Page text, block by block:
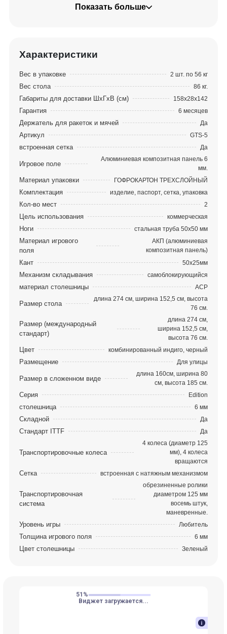
толщиной 6 мм.
виде гарантируют безопасную подготовку стола к
завершению.
Вне зависимости от рельефа, на котором будет
установлен стол, играть на нем будет комфортно.
Это возможно благодаря системе регулировки
боковых опор. 8 прорезиненных колес
обеспечивают плавную маневренность и
комфортную транспортировку стола.
Оснащен боковыми накладками для хранения
Показать больше
Характеристики
Вес в упаковке 2 шт. по 56 кг
Вес стола 86 кг.
Габариты для доставки ШхГхВ (см) 158х28х142
Гарантия 6 месяцев
Держатель для ракеток и мячей Да
Артикул GTS-5
встроенная сетка Да
Игровое поле
Алюминиевая композитная панель 6
мм.
Материал упаковки ГОФРОКАРТОН ТРЕХСЛОЙНЫЙ
Комплектация изделие, паспорт, сетка, упаковка
Кол-во мест 2
Цель использования коммерческая
Ноги стальная труба 50х50 мм
Материал игрового
поля
АКП (алюминиевая
композитная панель)
Кант 50x25мм
Механизм складывания самоблокирующийся
материал столешницы ACP
Размер стола
длина 274 см, ширина 152,5 см, высота
76 см.
Размер (международный
стандарт)
длина 274 см,
ширина 152,5 см,
высота 76 см.
Цвет комбинированный индиго, черный
Размещение Для улицы
Размер в сложенном виде
длина 160см, ширина 80
см, высота 185 см.
Серия Edition
столешница 6 мм
Складной Да
Стандарт ITTF Да
Транспортировочные колеса
4 колеса (диаметр 125
мм), 4 колеса
вращаются
Сетка встроенная с натяжным механизмом
Транспортировочная
система
обрезиненные ролики
диаметром 125 мм
восемь штук,
маневренные.
Уровень игры Любитель
Толщина игрового поля 6 мм
Цвет столешницы Зеленый